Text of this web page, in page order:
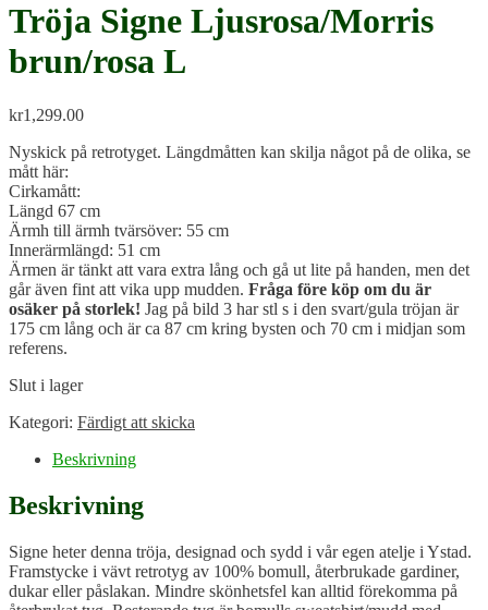
Tröja Signe Ljusrosa/Morris
brun/rosa L
kr1,299.00
Nyskick på retrotyget. Längdmåtten kan skilja något på de olika, se
mått här:
Cirkamått:
Längd 67 cm
Ärmh till ärmh tvärsöver: 55 cm
Innerärmlängd: 51 cm
Ärmen är tänkt att vara extra lång och gå ut lite på handen, men det
går även fint att vika upp mudden. Fråga före köp om du är
osäker på storlek! Jag på bild 3 har stl s i den svart/gula tröjan är
175 cm lång och är ca 87 cm kring bysten och 70 cm i midjan som
referens.
Slut i lager
Kategori: Färdigt att skicka
Beskrivning
Beskrivning
Signe heter denna tröja, designad och sydd i vår egen atelje i Ystad.
Framstycke i vävt retrotyg av 100% bomull, återbrukade gardiner,
dukar eller påslakan. Mindre skönhetsfel kan alltid förekomma på